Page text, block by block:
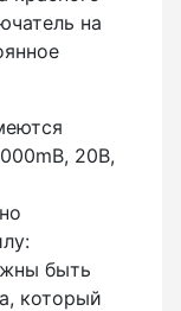
на
20B,
быть
который